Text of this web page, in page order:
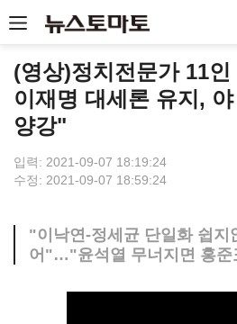
(영상)정치전문가 11
이재명 대세론 유지,
양강"
입력: 2021-09-07 18:19:24
수정: 2021-09-07 18:59:24
"이낙연-정세균 단일화 쉽지
어"…"윤석열 무너지면 홍준